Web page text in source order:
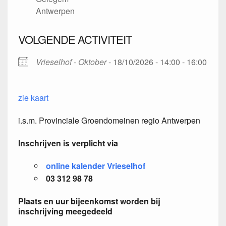
Antwerpen
VOLGENDE ACTIVITEIT
Vrieselhof - Oktober- 18/10/2026 - 14:00 - 16:00
zie kaart
i.s.m. Provinciale Groendomeinen regio Antwerpen
Inschrijven is verplicht via
online kalender Vrieselhof
03 312 98 78
Plaats en uur bijeenkomst worden bij
inschrijving meegedeeld